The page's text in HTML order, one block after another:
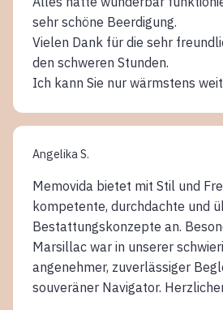
sehr schöne Beerdigung.
Vielen Dank für die sehr
den schweren Stunden.
Ich kann Sie nur wärmstens
Angelika S.
Memovida bietet mit Stil und
kompetente, durchdachte und
Bestattungskonzepte an.
Marsillac war in unserer
angenehmer, zuverlässiger
souveräner Navigator.